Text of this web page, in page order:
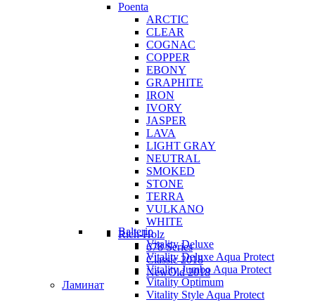
Poenta
ARCTIC
CLEAR
COGNAC
COPPER
EBONY
GRAPHITE
IRON
IVORY
JASPER
LAVA
LIGHT GRAY
NEUTRAL
SMOKED
STONE
TERRA
VULKANO
WHITE
Rich-Holz
678 Series
Classic 2018
NewOld 2018
Ламинат
Balterio
Vitality Deluxe
Vitality Deluxe Aqua Protect
Vitality Jumbo Aqua Protect
Vitality Optimum
Vitality Style Aqua Protect